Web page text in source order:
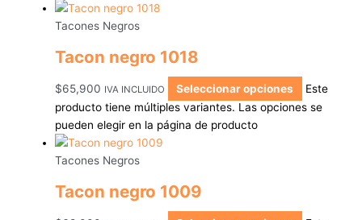
Tacones Negros
Tacon negro 1018
$65,900 IVA INCLUIDO Seleccionar opciones
Este
producto tiene múltiples variantes. Las opciones se
pueden elegir en la página de producto
Tacones Negros
Tacon negro 1009